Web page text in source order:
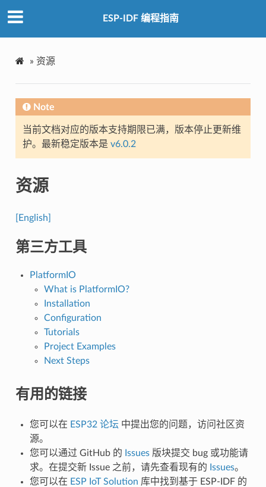
ESP-IDF 编程指南
» 资源
Note
当前文档对应的版本支持期限已满，版本停止更新维
护。最新稳定版本是 v6.0.2
资源
[English]
第三方工具
PlatformIO
What is PlatformIO?
Installation
Configuration
Tutorials
Project Examples
Next Steps
有用的链接
您可以在 ESP32 论坛中提出您的问题，访问社区资
源。
您可以通过 GitHub 的 Issues版块提交 bug 或功能请
求。在提交新 Issue 之前，请先查看现有的 Issues。
您可以在 ESP IoT Solution 库中找到基于 ESP-IDF 的